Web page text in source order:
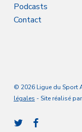
Podcasts
Contact
© 2026 Ligue du Sport
légales - Site réalisé par
twitter facebook